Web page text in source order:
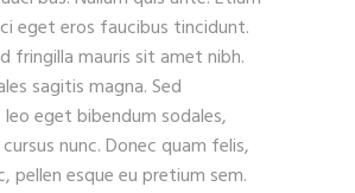
eget eros faucibus tincidunt.
fringilla mauris sit amet nibh.
sagitis magna. Sed
eget bibendum sodales,
nunc. Donec quam felis,
pellen esque eu pretium sem.